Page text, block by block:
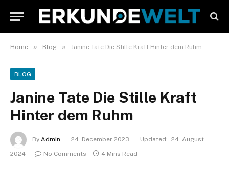
Home » Blog » Janine Tate Die Stille Kraft Hinter dem Ruhm
BLOG
Janine Tate Die Stille Kraft
Hinter dem Ruhm
By Admin 24. December 2023 Updated: 24. August
2024
No Comments 4 Mins Read